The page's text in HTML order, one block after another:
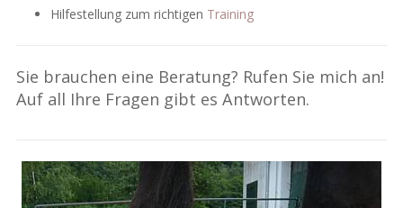
Hilfestellung zum richtigen Training
Sie brauchen eine Beratung? Rufen Sie mich an!
Auf all Ihre Fragen gibt es Antworten.